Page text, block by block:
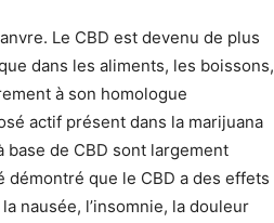
Le CBD est devenu de plus
dans les aliments, les boissons,
à son homologue
actif présent dans la marijuana
base de CBD sont largement
que le CBD a des effets
nausée, l’insomnie, la douleur